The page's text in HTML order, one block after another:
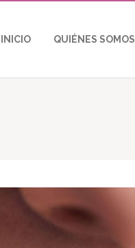
INICIO QUIÉNES SOMOS